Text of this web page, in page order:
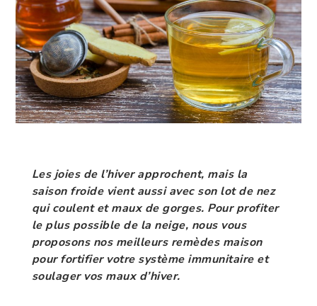
Les joies de l’hiver approchent, mais la
saison froide vient aussi avec son lot de nez
qui coulent et maux de gorges. Pour profiter
le plus possible de la neige, nous vous
proposons nos meilleurs remèdes maison
pour fortifier votre système immunitaire et
soulager vos maux d’hiver.